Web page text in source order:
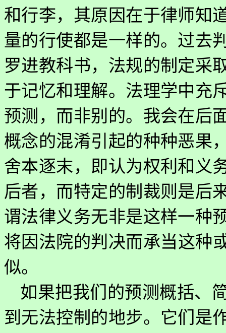
和行李，其原因在于律师知
量的行使都是一样的。过去
罗进教科书，法规的制定采
于记忆和理解。法理学中充
预测，而非别的。我会在后
概念的混淆引起的种种恶果
舍本逐末，即认为权利和义
后者，而特定的制裁则是后
谓法律义务无非是这样一种
将因法院的判决而承当这
似。
如果把我们的预测概括、
到无法控制的地步。它们是